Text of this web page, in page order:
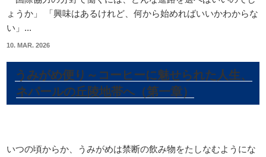
ょうか」 「興味はあるけれど、何から始めればいいかわからな
い」...
10. MAR. 2026
うみがめ便り～コーヒーに魅せられた人生、
ネパールの丘陵地帯へ（第一章）
いつの頃からか、うみがめは禁断の飲み物をたしなむようにな